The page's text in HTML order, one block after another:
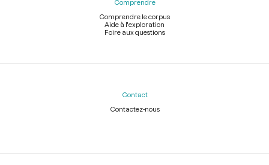
Comprendre
Comprendre le corpus
Aide à l'exploration
Foire aux questions
Contact
Contactez-nous
Légal